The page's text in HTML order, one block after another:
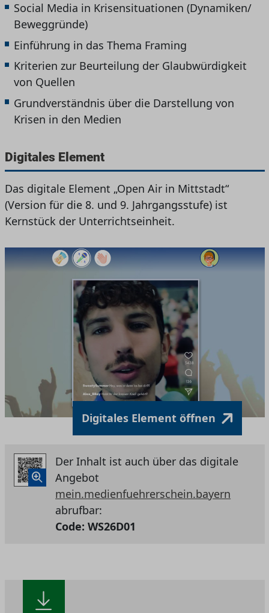
Social Media in Krisensituationen (Dynamiken/
Beweggründe)
Einführung in das Thema Framing
Kriterien zur Beurteilung der Glaubwürdigkeit
von Quellen
Grundverständnis über die Darstellung von
Krisen in den Medien
Digitales Element
Das digitale Element „Open Air in Mittstadt“
(Version für die 8. und 9. Jahrgangsstufe) ist
Kernstück der Unterrichtseinheit.
Digitales Element öffnen
Der Inhalt ist auch über das digitale
Angebot
mein.medienfuehrerschein.bayern
abrufbar:
Code:WS26D01